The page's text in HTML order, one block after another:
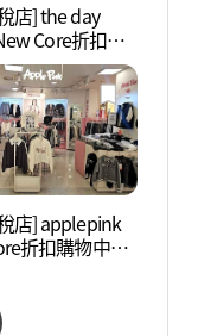
店] the day
Core折扣購
村店)(더데이걸
울렛 평촌점)
店] applepink
折扣購物中心
점)